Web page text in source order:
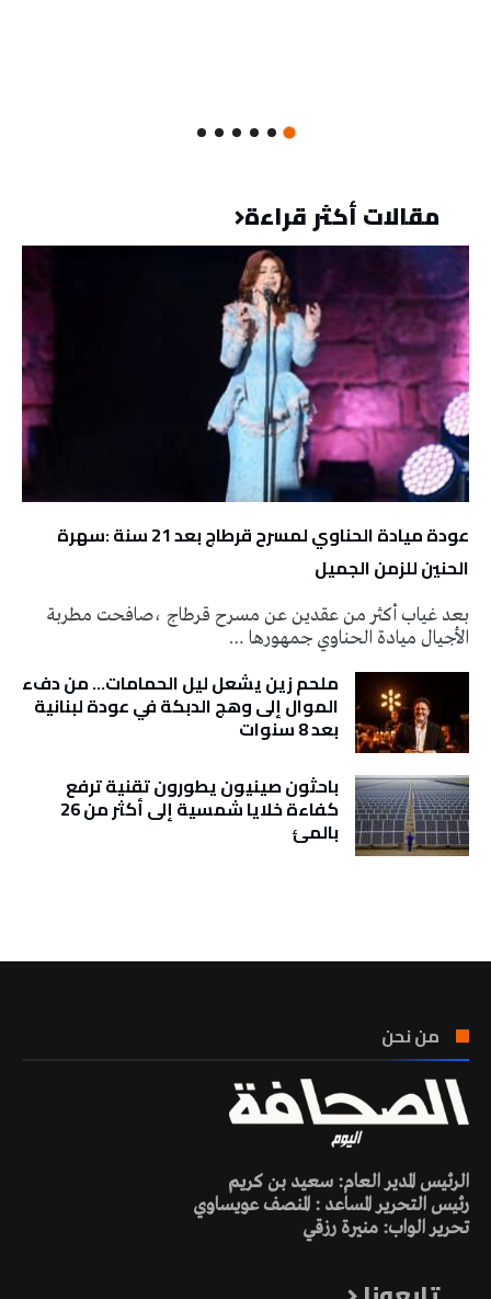
مقالات أكثر قراءة
عودة ميادة الحناوي لمسرح قرطاج بعد 21 سنة :سهرة
الحنين للزمن الجميل
بعد غياب أكثر من عقدين عن مسرح قرطاج ،صافحت مطربة
الأجيال ميادة الحناوي جمهورها …
ملحم زين يشعل ليل الحمامات… من دفء
الموال إلى وهج الدبكة في عودة لبنانية
بعد 8 سنوات
باحثون صينيون يطورون تقنية ترفع
كفاءة خلايا شمسية إلى أكثر من 26
بالمئ
من نحن
الرئيس المدير العام: سعيد بن كريم
رئيس التحرير المساعد : المنصف عويساوي
تحرير الواب: منيرة رزقي